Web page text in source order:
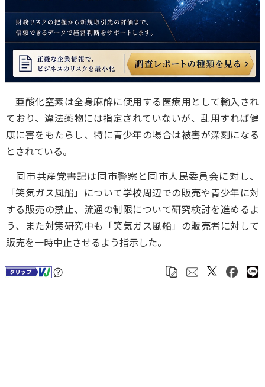
亜酸化窒素は全身麻酔に使用する医療用として輸入され
ており、違法薬物には指定されていないが、乱用すれば健
康に害をもたらし、特に青少年の場合は被害が深刻になる
とされている。
同市共産党書記は同市警察と同市人民委員会に対し、
「笑気ガス風船」について学校周辺での販売や青少年に対
する販売の禁止、流通の制限について研究検討を進めるよ
う、また対策研究中も「笑気ガス風船」の販売者に対して
販売を一時中止させるよう指示した。